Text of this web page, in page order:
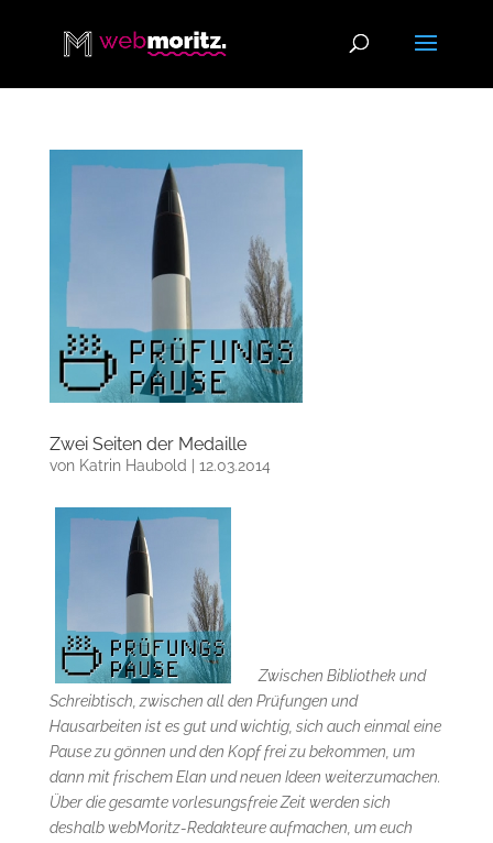
Zwei Seiten der Medaille
von Katrin Haubold 12.03.2014
Zwischen Bibliothek und
Schreibtisch, zwischen all den Prüfungen und
Hausarbeiten ist es gut und wichtig, sich auch einmal eine
Pause zu gönnen und den Kopf frei zu bekommen, um
dann mit frischem Elan und neuen Ideen weiterzumachen.
Über die gesamte vorlesungsfreie Zeit werden sich
deshalb webMoritz-Redakteure aufmachen, um euch